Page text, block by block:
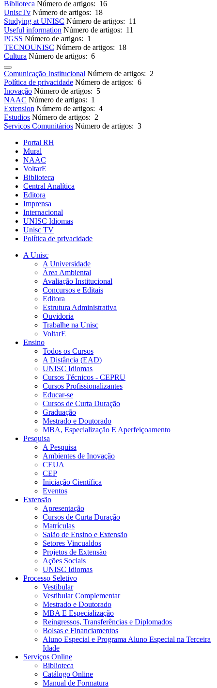
Biblioteca Número de artigos: 16
UniscTv Número de artigos: 18
Studying at UNISC Número de artigos: 11
Useful information Número de artigos: 11
PGSS Número de artigos: 1
TECNOUNISC Número de artigos: 18
Cultura Número de artigos: 6
Comunicação Institucional Número de artigos: 2
Política de privacidade Número de artigos: 6
Inovação Número de artigos: 5
NAAC Número de artigos: 1
Extension Número de artigos: 4
Estudios Número de artigos: 2
Serviços Comunitários Número de artigos: 3
Portal RH
Mural
NAAC
VoltarE
Biblioteca
Central Analítica
Editora
Imprensa
Internacional
UNISC Idiomas
Unisc TV
Política de privacidade
A Unisc
A Universidade
Área Ambiental
Avaliação Institucional
Concursos e Editais
Editora
Estrutura Administrativa
Ouvidoria
Trabalhe na Unisc
VoltarE
Ensino
Todos os Cursos
A Distância (EAD)
UNISC Idiomas
Cursos Técnicos - CEPRU
Cursos Profissionalizantes
Educar-se
Cursos de Curta Duração
Graduação
Mestrado e Doutorado
MBA, Especialização E Aperfeiçoamento
Pesquisa
A Pesquisa
Ambientes de Inovação
CEUA
CEP
Iniciação Científica
Eventos
Extensão
Apresentação
Cursos de Curta Duração
Matrículas
Salão de Ensino e Extensão
Setores Vincualdos
Projetos de Extensão
Ações Sociais
UNISC Idiomas
Processo Seletivo
Vestibular
Vestibular Complementar
Mestrado e Doutorado
MBA E Especialização
Reingressos, Transferências e Diplomados
Bolsas e Financiamentos
Aluno Especial e Programa Aluno Especial na Terceira
Idade
Serviços Online
Biblioteca
Catálogo Online
Manual de Formatura